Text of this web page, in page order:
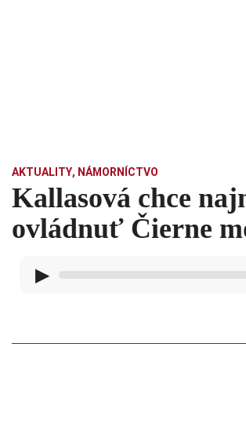
AKTUALITY, NÁMORNÍCTVO
Kallasová chce
ovládnuť Čierne
▶